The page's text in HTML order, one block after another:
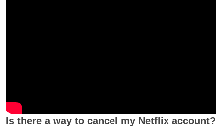
Is there a way to cancel my Netflix account?